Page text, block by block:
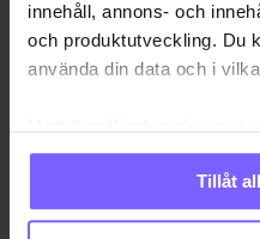
innehåll, annons- och
och produktutveckling. Du
använda din data och i
Samla in
som kan ha en
Identifiera din
Tillåt
NÖJE
RESA